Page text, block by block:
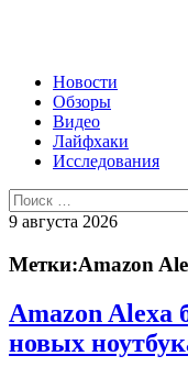
Новости
Обзоры
Видео
Лайфхаки
Исследования
9 августа 2026
Метки:Amazon
Amazon Alexa
новых